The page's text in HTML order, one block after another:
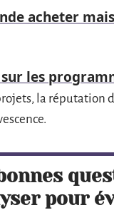
acheter
les
la réputation
pour